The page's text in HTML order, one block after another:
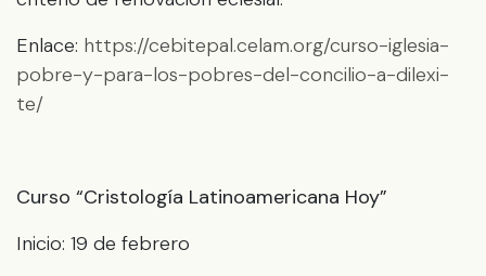
Enlace: https://cebitepal.celam.org/curso-iglesia-
pobre-y-para-los-pobres-del-concilio-a-dilexi-
te/
Curso “Cristología Latinoamericana Hoy”
Inicio: 19 de febrero